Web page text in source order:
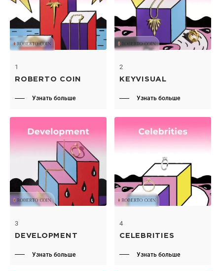
1
ROBERTO COIN
Узнать больше
2
KEYVISUAL
Узнать больше
3
DEVELOPMENT
Узнать больше
4
CELEBRITIES
Узнать больше